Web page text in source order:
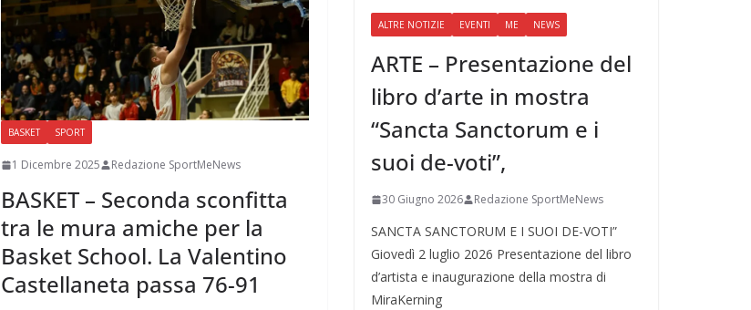
BASKET SPORT
1 Dicembre 2025 Redazione SportMeNews
BASKET – Seconda sconfitta
tra le mura amiche per la
Basket School. La Valentino
Castellaneta passa 76-91
ALTRE NOTIZIE EVENTI ME NEWS
ARTE – Presentazione del
libro d’arte in mostra
“Sancta Sanctorum e i
suoi de-voti”,
30 Giugno 2026 Redazione SportMeNews
SANCTA SANCTORUM E I SUOI DE-VOTI”
Giovedì 2 luglio 2026 Presentazione del libro
d’artista e inaugurazione della mostra di
MiraKerning